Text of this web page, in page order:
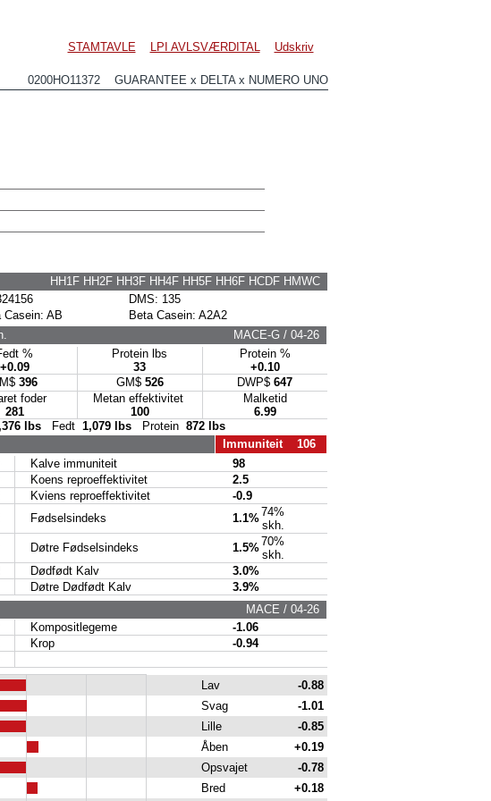
STAMTAVLE LPI AVLSVÆRDITAL Udskriv
0200HO11372 GUARANTEE x DELTA x NUMERO UNO
HH1F HH2F HH3F HH4F HH5F HH6F HCDF HMWC
DMS: 135
Casein: AB
Beta Casein: A2A2
MACE-G / 04-26
%
+0.09
Protein lbs
33
Protein %
+0.10
396 GM$ 526 DWP$ 647
foder
281
Metan effektivitet
100
Malketid
6.99
lbs Fedt 1,079 lbs Protein 872 lbs
Immuniteit 106
Kalve immuniteit
98
Koens reproeffektivitet
2.5
Kviens reproeffektivitet
-0.9
Fødselsindeks 1.1%74%
skh.
Døtre Fødselsindeks 1.5%70%
skh.
Dødfødt Kalv
3.0%
Døtre Dødfødt Kalv
3.9%
MACE / 04-26
Kompositlegeme
-1.06
Krop
-0.94
Lav
-0.88
Svag
-1.01
Lille
-0.85
Åben
+0.19
Opsvajet
-0.78
Bred +0.18